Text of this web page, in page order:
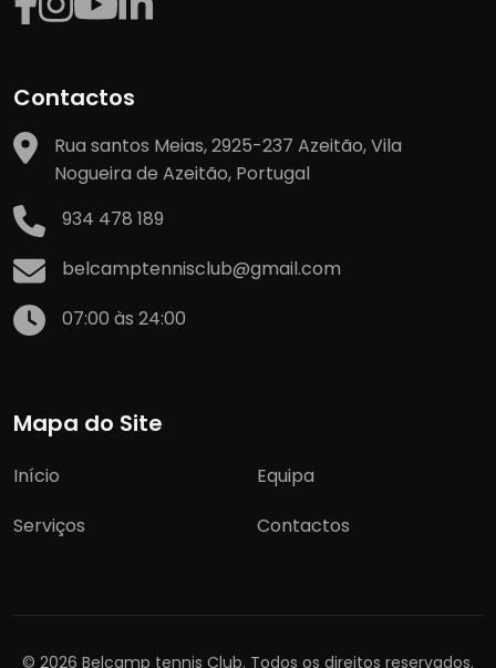
Contactos
Rua santos Meias, 2925-237 Azeitão, Vila
Nogueira de Azeitão, Portugal
934 478 189
belcamptennisclub@gmail.com
07:00 às 24:00
Mapa do Site
Início
Equipa
Serviços
Contactos
© 2026 Belcamp tennis Club. Todos os direitos reservados.